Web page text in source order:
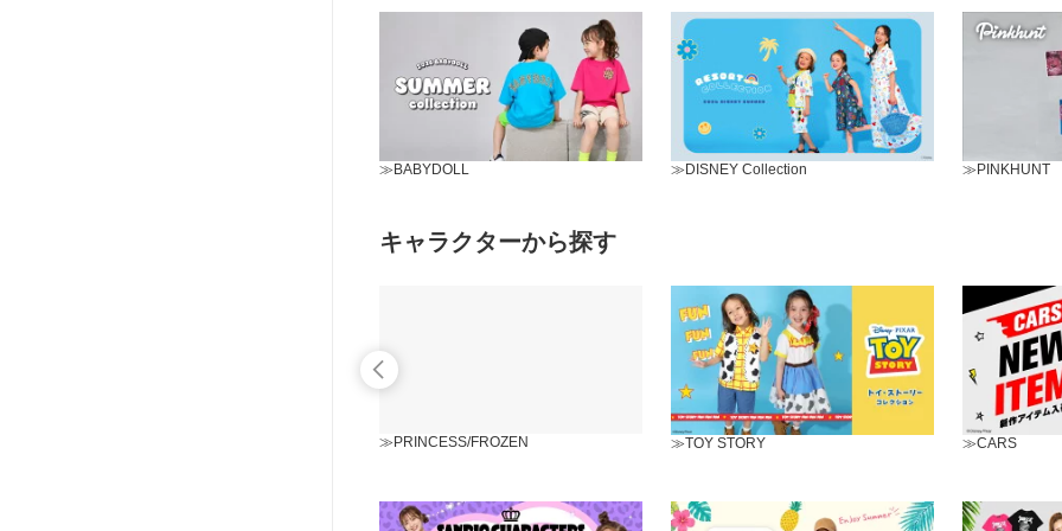
≫BABYDOLL ≫DISNEY Collection ≫PINKHUNT
キャラクターから探す
≫PRINCESS/FROZEN ≫TOY STORY ≫CARS